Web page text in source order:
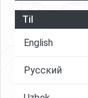
Til
English
Русский